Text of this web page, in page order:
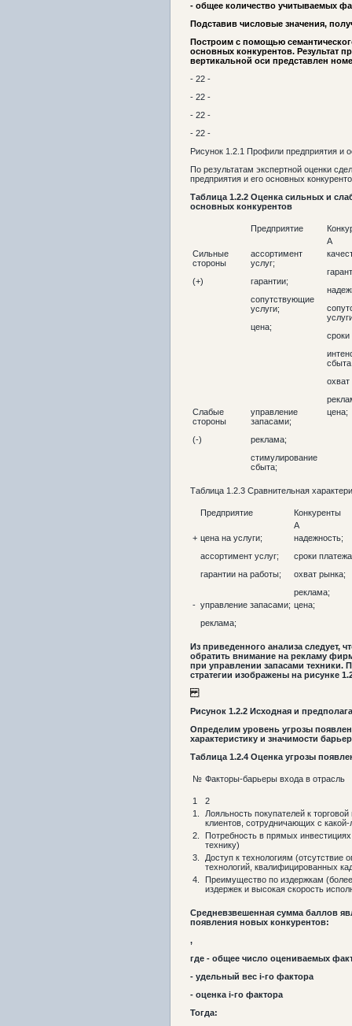
- общее количество учитываемых
Подставив числовые значения,
Построим с помощью
основных конкурентов. Результат
вертикальной оси представлен
- 22 -
- 22 -
- 22 -
- 22 -
Рисунок 1.2 .1 Профили предприятия и
По результатам экспертной оценки
предприятия и его основных
Таблица 1.2.2 Оценка сильных и
основных конкурентов
Предприятие
А
Сильные
стороны
(+)
ассортимент
услуг;
гарантии;
сопутствующие
услуги;
цена;
сроки
Слабые
стороны
(-)
управление
запасами;
реклама;
стимулирование
сбыта;
цена;
Таблица 1.2 .3 Сравнительная
Предприятие
Конкуренты
А
+ цена на услуги;
ассортимент услуг;
гарантии на работы;
надежность;
сроки
охват рынка;
реклама;
- управление запасами;
реклама;
цена;
Из приведенного анализа следует,
обратить внимание на рекламу
при управлении запасами техники.
стратегии изображены на рисунке
Рисунок 1.2.2 Исходная и
Определим уровень угрозы
характеристику и значимости
Таблица 1.2.4 Оценка угрозы
№ Факторы-барьеры входа в отрасль
1
2
1.
Лояльность покупателей к
клиентов, сотрудничающих с
2.
Потребность в прямых
технику)
3.
Доступ к технологиям (отсутствие
технологий, квалифицированных
4.
Преимущество по издержкам
издержек и высокая скорость
Средневзвешенная сумма баллов
появления новых конкурентов:
,
где - общее число оцениваемых
- удельный вес i-го фактора
- оценка i-го фактора
Тогда: